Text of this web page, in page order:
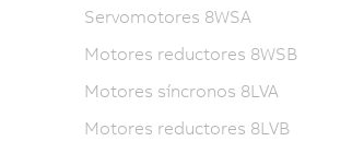
Servomotores 8WSA
Motores reductores 8WSB
Motores síncronos 8LVA
Motores reductores 8LVB